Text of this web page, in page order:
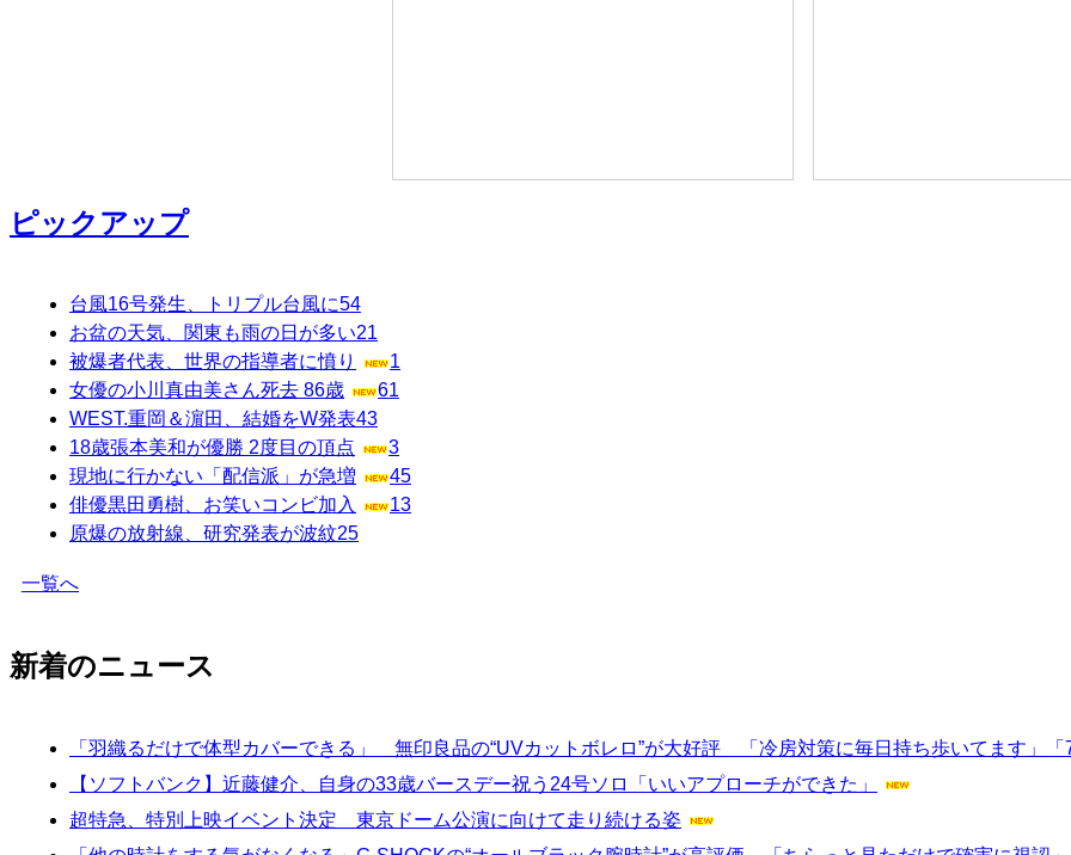
ピックアップ
台風16号発生、トリプル台風に54
お盆の天気、関東も雨の日が多い21
被爆者代表、世界の指導者に憤り
1
女優の小川真由美さん死去 86歳
61
WEST.重岡＆濵田、結婚をW発表43
18歳張本美和が優勝 2度目の頂点
3
現地に行かない「配信派」が急増
45
俳優黒田勇樹、お笑いコンビ加入
13
原爆の放射線、研究発表が波紋25
一覧へ
新着のニュース
「羽織るだけで体型カバーできる」 無印良品の“UVカットボレロ”が大好評 「冷房対策に毎日持ち歩いてます」「
【ソフトバンク】近藤健介、自身の33歳バースデー祝う24号ソロ「いいアプローチができた」
超特急、特別上映イベント決定 東京ドーム公演に向けて走り続ける姿